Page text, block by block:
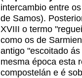
intercambio entre
de Samos).
XVIII o termo
como os de
antigo "escoitado
mesma época esta
compostelán e é